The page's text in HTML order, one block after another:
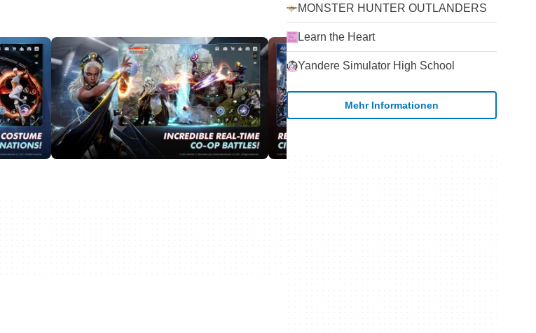
MONSTER HUNTER OUTLANDERS
Learn the Heart
Yandere Simulator High School
Mehr Informationen